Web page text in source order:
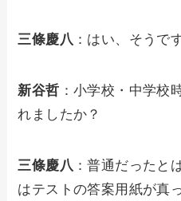
三條慶八 ：はい、そうです
新谷哲 ：小学校・中学校
れましたか？
三條慶八 ：普通だったと
はテストの答案用紙が真